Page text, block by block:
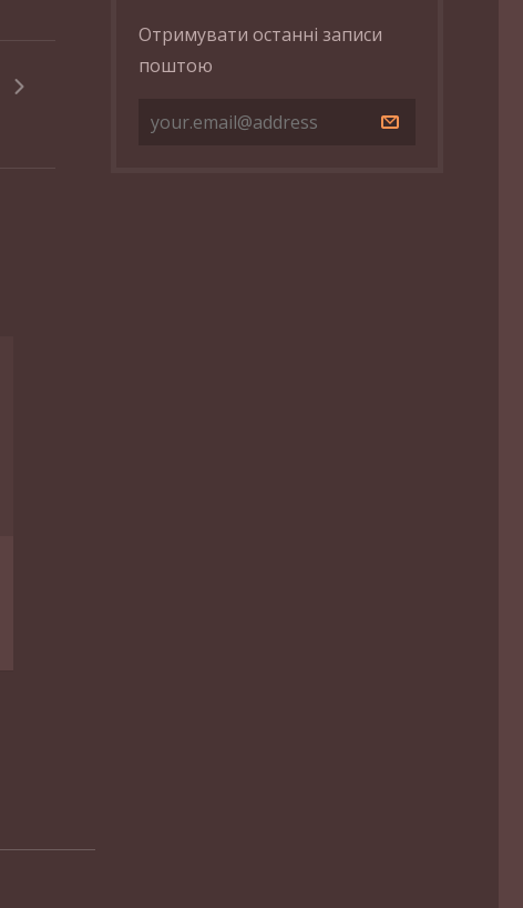
Отримувати останні записи
поштою